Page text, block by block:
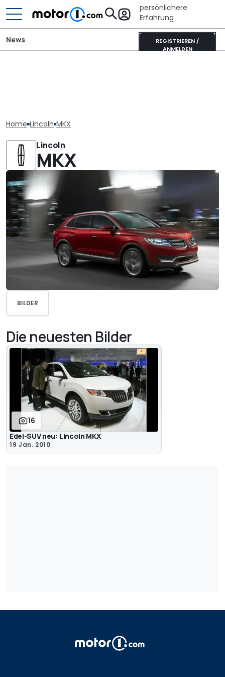
persönlichere
Erfahrung
REGISTRIEREN /
ANMELDEN
News
Home Lincoln MKX
Lincoln
MKX
BILDER
Die neuesten Bilder
16
Edel-SUV neu: Lincoln MKX
19 Jan. 2010